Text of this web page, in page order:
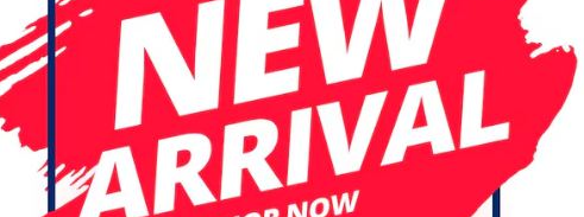
pagina Datum (aflopend)